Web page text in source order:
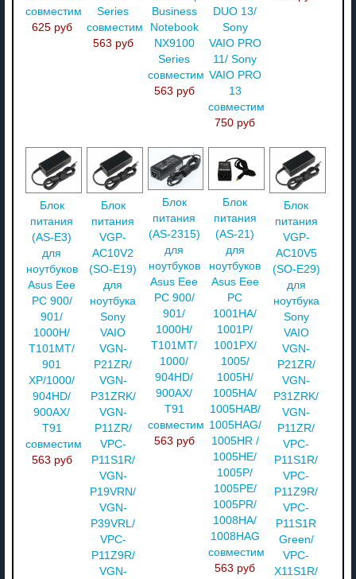
совместимый
625 руб
Series
совместимый
563 руб
Business
Notebook
NX9100
Series
совместимый
563 руб
DUO 13/
Sony
VAIO PRO
11/ Sony
VAIO PRO
13
совместимый
750 руб
Блок
питания
(AS-E3)
для
ноутбуков
Asus Eee
PC 900/
901/
1000H/
T101MT/
901
XP/1000/
904HD/
900AX/
T91
совместимый
563 руб
Блок
питания
VGP-
AC10V2
(SO-E19)
для
ноутбука
Sony
VAIO
VGN-
P21ZR/
VGN-
P31ZRK/
VGN-
P11ZR/
VPC-
P11S1R/
VGN-
P19VRN/
VGN-
P39VRL/
VPC-
P11Z9R/
VGN-
Блок
питания
(AS-2315)
для
ноутбуков
Asus Eee
PC 900/
901/
1000H/
T101MT/
1000/
904HD/
900AX/
T91
совместимый
563 руб
Блок
питания
(AS-21)
для
ноутбуков
Asus Eee
PC
1001HA/
1001P/
1001PX/
1005/
1005H/
1005HA/
1005HAB/
1005HAG/
1005HR /
1005HE/
1005P/
1005PE/
1005PR/
1008HA/
1008HAG
совместимый
563 руб
Блок
питания
VGP-
AC10V5
(SO-E29)
для
ноутбука
Sony
VAIO
VGN-
P21ZR/
VGN-
P31ZRK/
VGN-
P11ZR/
VPC-
P11S1R/
VPC-
P11Z9R/
VPC-
P11S1R
Green/
VPC-
X11S1R/